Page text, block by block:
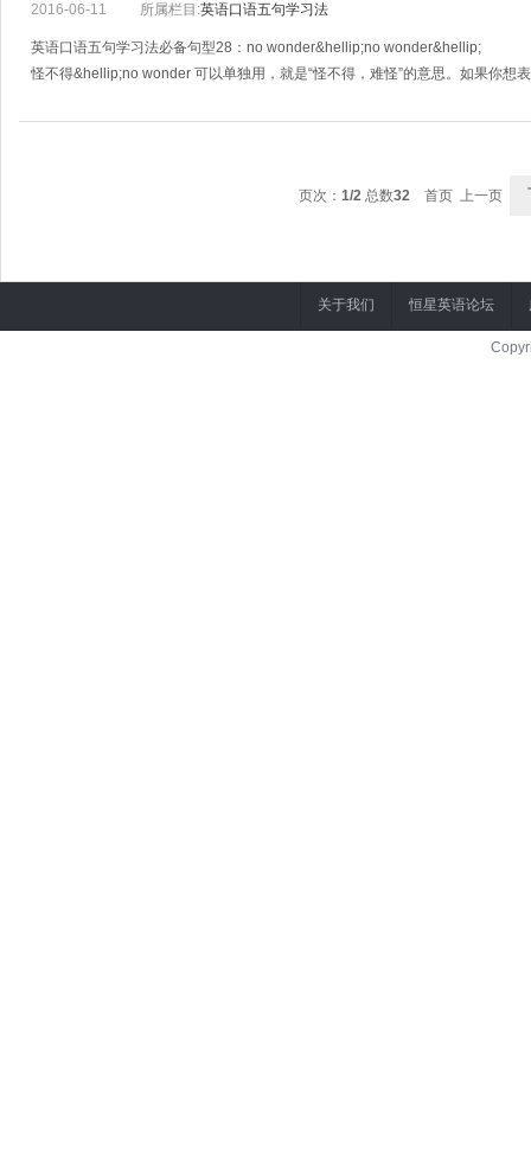
2016-06-11 所属栏目:英语口语五句学习法
英语口语五句学习法必备句型28：no wonder&hellip;no wonder&hellip;
怪不得&hellip;no wonder 可以单独用，就是“怪不得，难怪”的意思。如果你想
页次： 1/2 总数32 首页 上一页
关于我们 恒星英语论坛